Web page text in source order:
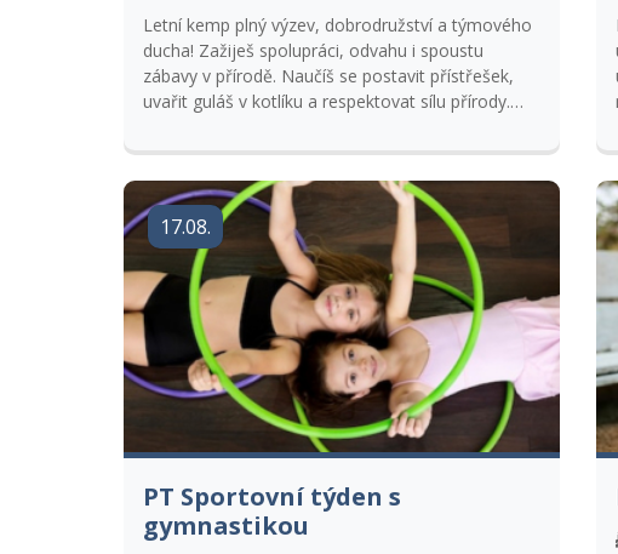
Letní kemp plný výzev, dobrodružství a týmového
ducha! Zažiješ spolupráci, odvahu i spoustu
zábavy v přírodě. Naučíš se postavit přístřešek,
uvařit guláš v kotlíku a respektovat sílu přírody.
nezapomíná. Přihlášky přijímáme s kopií kartičky
pojištěnce.
17.08.
PT Sportovní týden s
gymnastikou